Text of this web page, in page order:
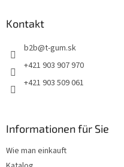
Kontakt
b2b@t-gum.sk
+421 903 907 970
+421 903 509 061
Informationen für Sie
Wie man einkauft